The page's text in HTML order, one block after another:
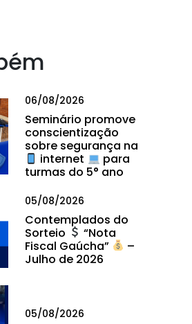
06/08/2026
Seminário promove
conscientização
sobre segurança na
internet
para
turmas do 5° ano
05/08/2026
Contemplados do
Sorteio
“Nota
Fiscal Gaúcha”
–
Julho de 2026
05/08/2026